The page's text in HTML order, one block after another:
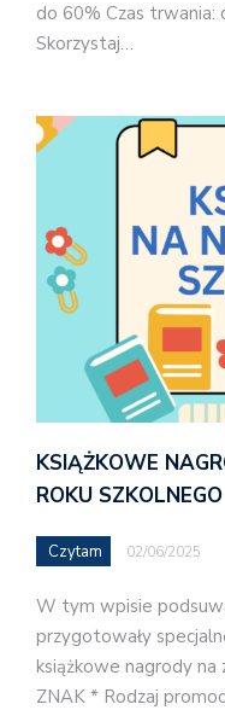
do 60% Czas trwania:
Skorzystaj…
KSIĄŻKOWE
ROKU SZKOLNEGO
Czytam 02/06/2025
W tym wpisie
przygotowały
książkowe nagrody na
ZNAK * Rodzaj